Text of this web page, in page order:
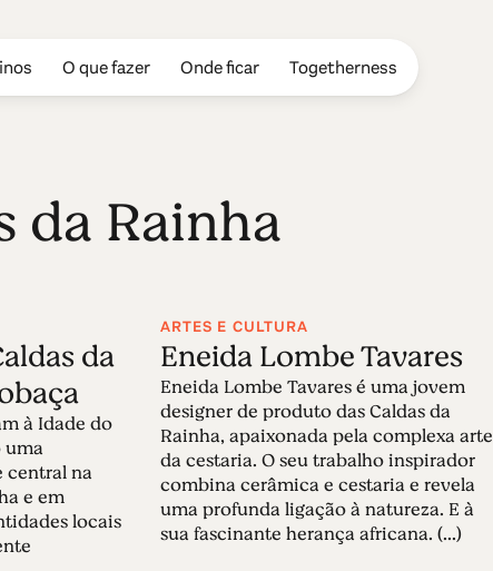
O que fazer Onde ficar Togetherness
da Rainha
da
à Idade do
uma
central na
e em
locais
ARTES E CULTURA
Eneida Lombe Tavares
Eneida Lombe Tavares é uma jovem
designer de produto das Caldas da
Rainha, apaixonada pela complexa arte
da cestaria. O seu trabalho inspirador
combina cerâmica e cestaria e revela
uma profunda ligação à natureza. E à
sua fascinante herança africana. (...)